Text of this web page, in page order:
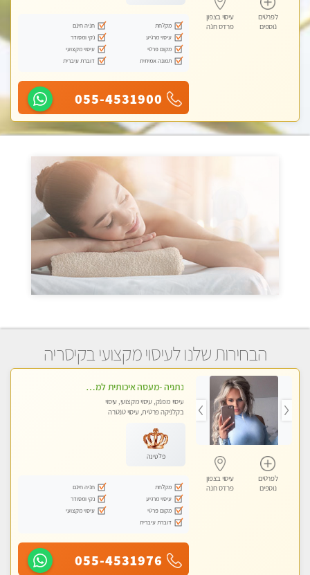
לפרטים
נוספים
עיסוי בצפון
פרדס חנה
מקלחת
חניה חינם
עיסוי מרגיע
נקי ומסודר
מקום פרטי
עיסוי מקצועי
תמונה אמיתית
דוברת עיברית
055-4531900
הבחירות שלנו לעיסוי מקצועי בקיסריה
לפרטים
נוספים
עיסוי בצפון
פרדס חנה
נתניה -מעסה איכותית למאסז מקצועי ומפנק לכל שרירי הגוף
עיסוי מפנק, עיסוי מקצועי, עיסוי
בקלניקה פרטית, עיסוי טנטרה
פלטינה
מקלחת
חניה חינם
עיסוי מרגיע
נקי ומסודר
מקום פרטי
עיסוי מקצועי
דוברת עיברית
055-4531976